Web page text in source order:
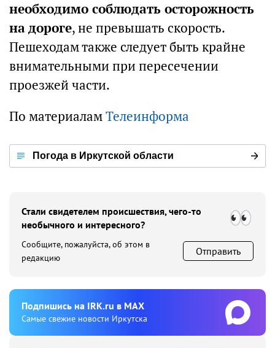
необходимо соблюдать осторожность
на дороге, не превышать скорость.
Пешеходам также следует быть крайне
внимательными при пересечении
проезжей части.
По материаламТелеинформа
Погода в Иркутской области
Стали свидетелем происшествия, чего-то
необычного и интересного?
Сообщите, пожалуйста, об этом в
редакцию
Отправить
Подпишиcь на IRK.ru в MAX
Cамые свежие новости Иркутска